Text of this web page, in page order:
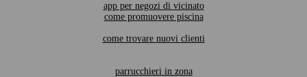
app per negozi di vicinato
come promuovere piscina
come trovare nuovi clienti
parrucchieri in zona